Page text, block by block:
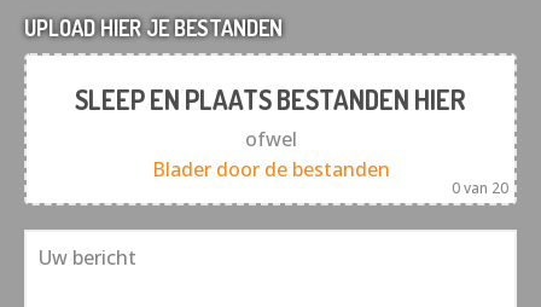
UPLOAD HIER JE BESTANDEN
SLEEP EN PLAATS BESTANDEN HIER
ofwel
Blader door de bestanden
0van 20